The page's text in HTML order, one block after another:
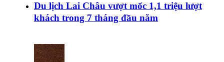
Du lịch Lai Châu vượt mốc 1,1 triệu lượt
khách trong 7 tháng đầu năm